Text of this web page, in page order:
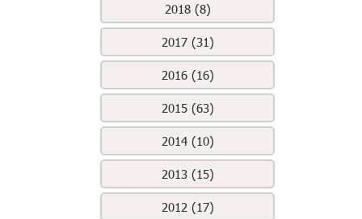
2018 (8)
2017 (31)
2016 (16)
2015 (63)
2014 (10)
2013 (15)
2012 (17)